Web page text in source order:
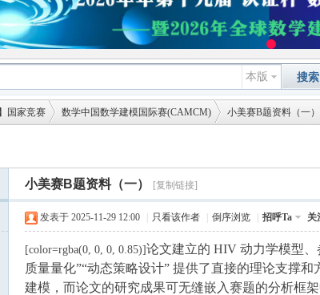
本版 搜索
国家竞赛
›
数学中国数学建模国际赛(CAMCM) 小美赛B题资料（一）
小美赛B题资料（一） [复制链接]
发表于 2025-11-29 12:00 只看该作者 倒序浏览 招呼Ta 关
[color=rgba(0, 0, 0, 0.85)]论文建立的 HIV 动力学模型
质量量化”“动态策略设计” 提供了直接的理论支撑
建模，而论文的研究成果可无缝嵌入赛题的分析框架